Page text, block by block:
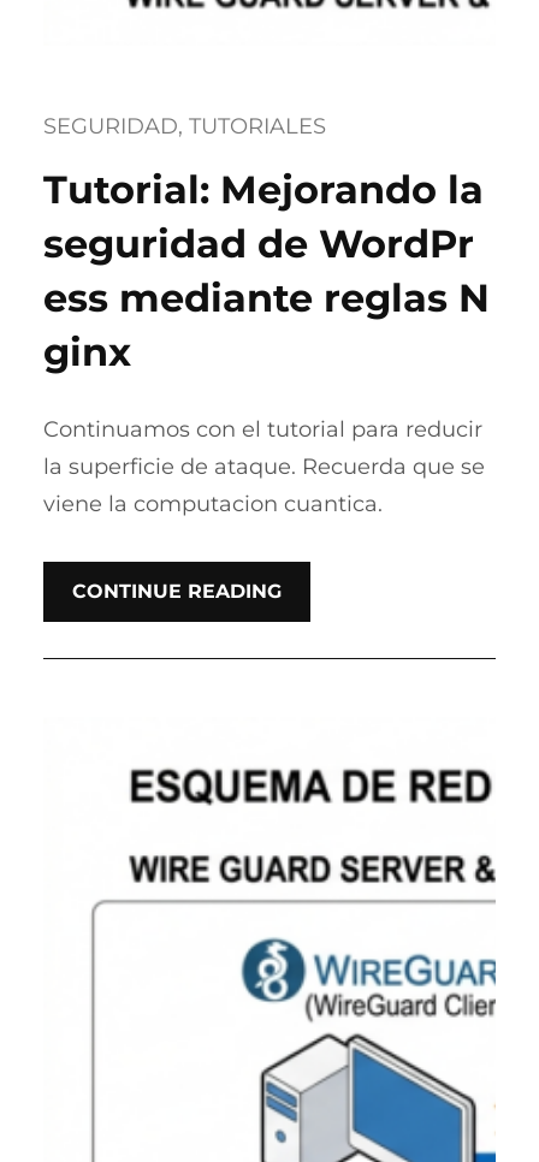
SEGURIDAD, TUTORIALES
Tutorial: Mejorando la
seguridad de WordPr
ess mediante reglas N
ginx
Continuamos con el tutorial para reducir
la superficie de ataque. Recuerda que se
viene la computacion cuantica.
CONTINUE READING